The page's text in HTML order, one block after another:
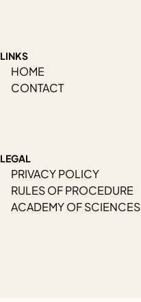
LINKS
HOME
CONTACT
LEGAL
PRIVACY POLICY
RULES OF PROCEDURE
ACADEMY OF SCIENCES